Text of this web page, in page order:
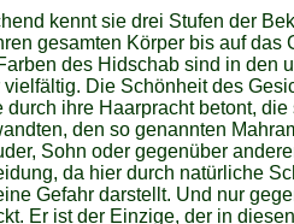
kennt sie drei Stufen der
gesamten Körper bis auf das
des Hidschab sind in den
vielfältig. Die Schönheit des
durch ihre Haarpracht betont,
den so genannten
Sohn oder gegenüber
da hier durch natürliche
Gefahr darstellt. Und nur
Er ist der Einzige, der in